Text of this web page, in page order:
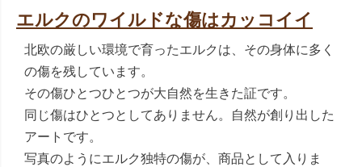
エルクのワイルドな傷はカッコイイ
北欧の厳しい環境で育ったエルクは、その身体に多く
の傷を残しています。
その傷ひとつひとつが大自然を生きた証です。
同じ傷はひとつとしてありません。自然が創り出した
アートです。
写真のようにエルク独特の傷が、商品として入りま